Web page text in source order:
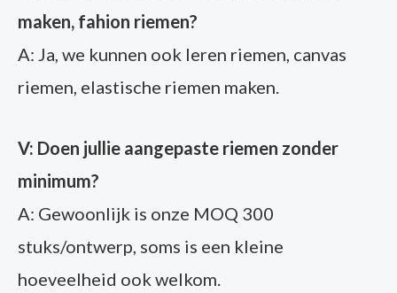
maken, fahion riemen?
A: Ja, we kunnen ook leren riemen, canvas
riemen, elastische riemen maken.
V: Doen jullie aangepaste riemen zonder
minimum?
A: Gewoonlijk is onze MOQ 300
stuks/ontwerp, soms is een kleine
hoeveelheid ook welkom.